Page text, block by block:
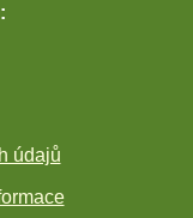
údajů